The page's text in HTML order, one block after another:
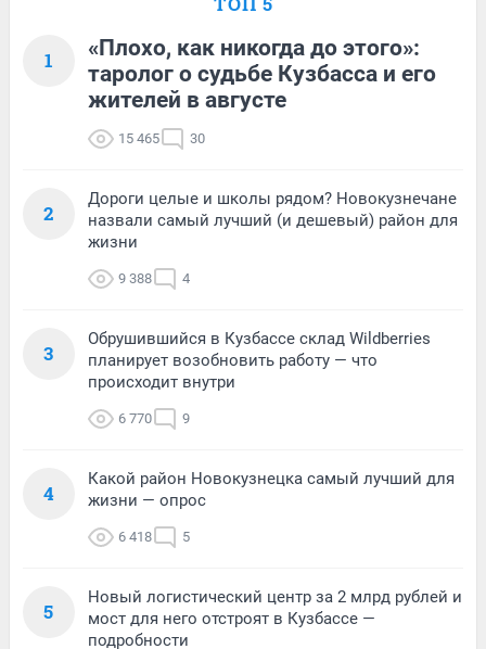
1
«Плохо, как никогда до этого»:
таролог о судьбе Кузбасса и его
жителей в августе
15 465 30
2
Дороги целые и школы рядом? Новокузнечане
назвали самый лучший (и дешевый) район для
жизни
9 388 4
3
Обрушившийся в Кузбассе склад Wildberries
планирует возобновить работу — что
происходит внутри
6 770 9
4
Какой район Новокузнецка самый лучший для
жизни — опрос
6 418 5
5
Новый логистический центр за 2 млрд рублей и
мост для него отстроят в Кузбассе —
подробности